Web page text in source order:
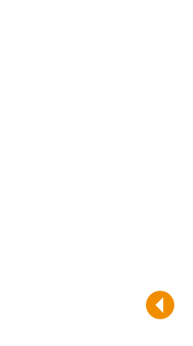
Beratungsunternehmen JOCR
Consulting gegründet, benannt